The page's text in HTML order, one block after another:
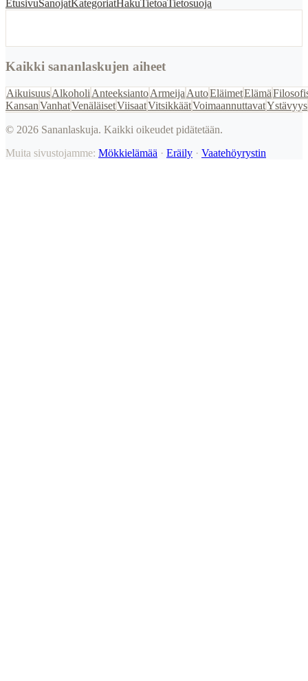
EtusivuSanojatKategoriatHakuTietoaTietosuoja
Kaikki sananlaskujen aiheet
AikuisuusAlkoholi AnteeksiantoArmeija AutoEläimetElämä
KansanVanhatVenäläisetViisaatVitsikkäätVoimaannuttavatYstävyys
© 2026 Sananlaskuja. Kaikki oikeudet pidätetään.
Muita sivustojamme: Mökkielämää · Eräily · Vaatehöyrystin